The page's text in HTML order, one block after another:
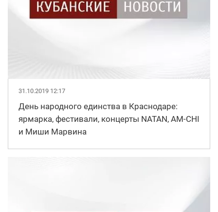
31.10.2019 12:17
День народного единства в Краснодаре:
ярмарка, фестивали, концерты NATAN, AM-CHI
и Миши Марвина